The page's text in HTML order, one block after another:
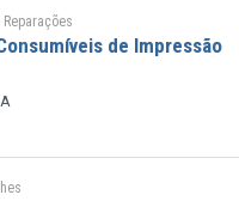
de Impressão